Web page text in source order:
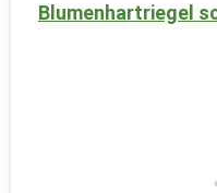
Blumenhartriegel